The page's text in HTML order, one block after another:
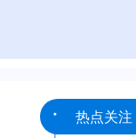
热点关注